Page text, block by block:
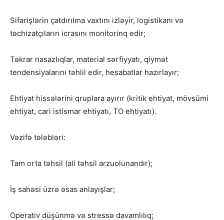
Sifarişlərin çatdırılma vaxtını izləyir, logistikanı və
təchizatçıların icrasını monitorinq edir;
Təkrar nasazlıqlar, material sərfiyyatı, qiymət
tendensiyalarını təhlil edir, hesabatlar hazırlayır;
Ehtiyat hissələrini qruplara ayırır (kritik ehtiyat, mövsümi
ehtiyat, cari istismar ehtiyatı, TO ehtiyatı).
Vəzifə tələbləri:
Tam orta təhsil (ali təhsil arzuolunandır);
İş sahəsi üzrə əsas anlayışlar;
Operativ düşünmə və stressə davamlılıq;